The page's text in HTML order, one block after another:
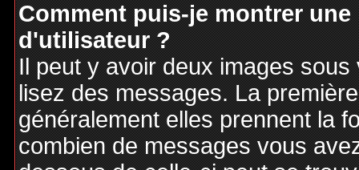
Comment puis-je montrer
d'utilisateur ?
Il peut y avoir deux images
lisez des messages. La
généralement elles prennent la
combien de messages vous